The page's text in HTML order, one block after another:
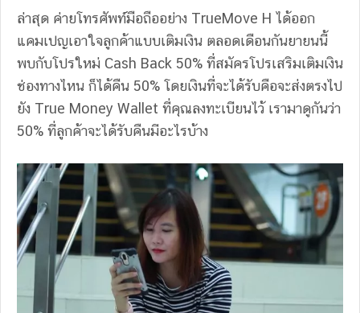
ล่าสุด ค่ายโทรศัพท์มือถืออย่าง TrueMove H ได้ออก
แคมเปญเอาใจลูกค้าแบบเติมเงิน ตลอดเดือนกันยายนนี้
พบกับโปรใหม่ Cash Back 50% ที่สมัครโปรเสริมเติมเงิน
ช่องทางไหน ก็ได้คืน 50% โดยเงินที่จะได้รับคือจะส่งตรงไป
ยัง True Money Wallet ที่คุณลงทะเบียนไว้ เรามาดูกันว่า
50% ที่ลูกค้าจะได้รับคืนมีอะไรบ้าง